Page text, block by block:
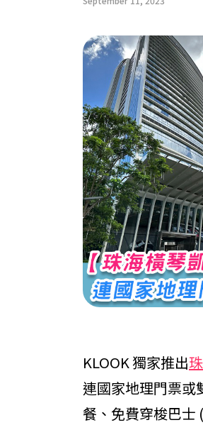
KLOOK 獨家推出
連國家地理門票或
餐、免費穿梭巴士